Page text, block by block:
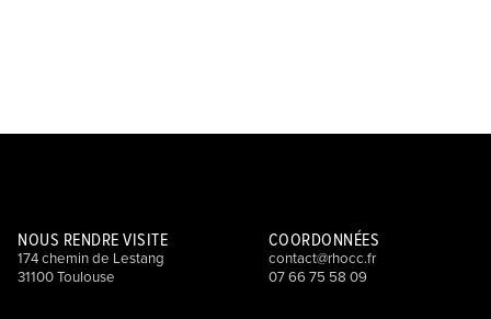
NOUS RENDRE VISITE
174 chemin de Lestang
31100 Toulouse
COORDONNÉES
contact@rhocc.fr
07 66 75 58 09